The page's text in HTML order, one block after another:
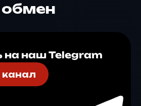
наш Telegram
канал